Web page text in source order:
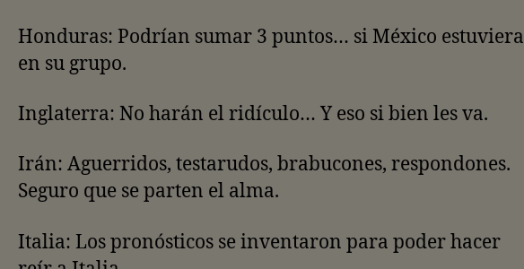
Honduras: Podrían sumar 3 puntos… si México estuviera
en su grupo.
Inglaterra: No harán el ridículo… Y eso si bien les va.
Irán: Aguerridos, testarudos, brabucones, respondones.
Seguro que se parten el alma.
Italia: Los pronósticos se inventaron para poder hacer